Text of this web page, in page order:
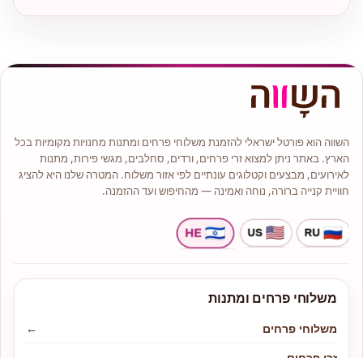
השווה הוא פורטל ישראלי להזמנת משלוחי פרחים ומתנות מחנויות מקומיות בכל
הארץ. באתר ניתן למצוא זרי פרחים, ורדים, סחלבים, מגשי פירות, מתנות
לאירועים, מבצעים וקטלוגים עונתיים לפי אזור משלוח. המטרה שלנו היא להציג
חוויית קנייה ברורה, נוחה ואמינה — מהחיפוש ועד ההזמנה.
משלוחי פרחים ומתנות
משלוחי פרחים
←